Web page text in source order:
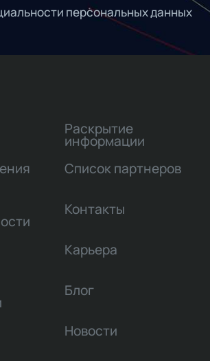
персональных данных
Раскрытие
информации
Список партнеров
Контакты
Карьера
Блог
Новости